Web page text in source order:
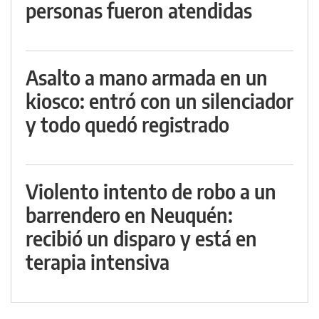
personas fueron atendidas
Asalto a mano armada en un
kiosco: entró con un silenciador
y todo quedó registrado
Violento intento de robo a un
barrendero en Neuquén:
recibió un disparo y está en
terapia intensiva